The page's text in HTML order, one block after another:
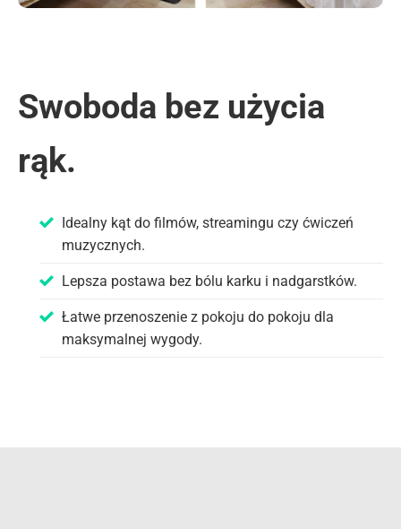
Swoboda bez użycia
rąk.
Idealny kąt do filmów, streamingu czy ćwiczeń
muzycznych.
Lepsza postawa bez bólu karku i nadgarstków.
Łatwe przenoszenie z pokoju do pokoju dla
maksymalnej wygody.